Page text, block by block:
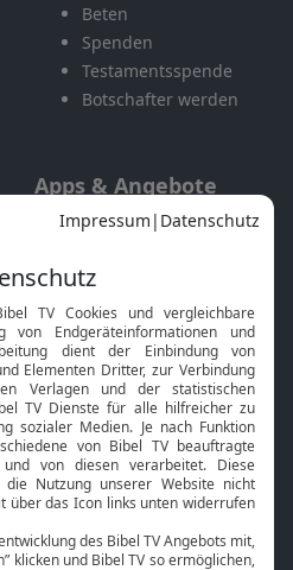
Beten
Spenden
Testamentsspende
Botschafter werden
Apps & Angebote
Mobile App
Smart TV
HbbTV
Bibelthek Online-Bibel
Nächster Gottesdienst
Service
Kontakt